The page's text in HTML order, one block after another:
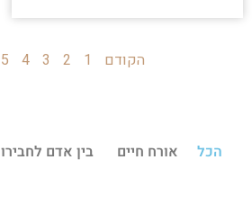
הקודם 1
2
3
4
5
הכל אורח חיים בין אדם לחבירו